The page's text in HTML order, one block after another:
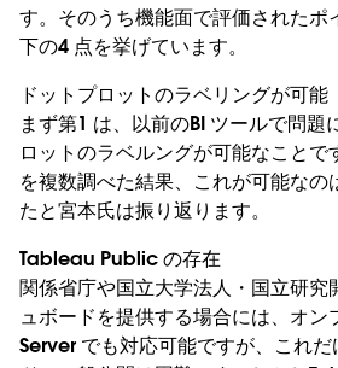
す。そのうち機能面で評価されたポ
下の4 点を挙げています。
ドットプロットのラベリングが可能
まず第1 は、以前のBI ツールで問題
ロットのラベルングが可能なことで
を複数調べた結果、これが可能な
たと宮本氏は振り返ります。
Tableau Public の存在
関係省庁や国立大学法人・国立研究
ュボードを提供する場合には、オ
Server でも対応可能ですが、これ